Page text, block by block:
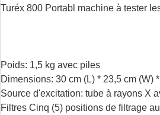
Turéx 800 Portabl machine à tester
Poids: 1,5 kg avec piles
Dimensions: 30 cm (L) * 23,5 cm (W)
Source d'excitation: tube à rayons X
Filtres Cinq (5) positions de filtrage